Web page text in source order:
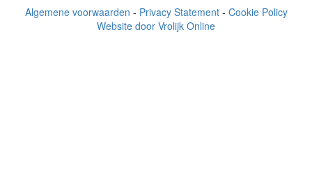
Algemene voorwaarden - Privacy Statement- Cookie Policy
Website door Vrolijk Online